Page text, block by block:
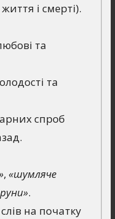
і смерті).
та
та
спроб
, «шумляче
.
на початку